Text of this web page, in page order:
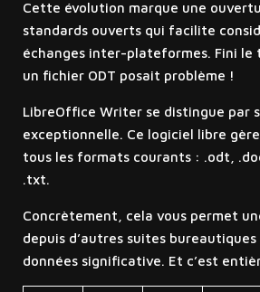
Cette évolution marque une
standards ouverts qui facilite
échanges inter-plateformes. Fini le
un fichier ODT posait problème !
LibreOffice Writer se distingue par
exceptionnelle. Ce logiciel libre
tous les formats courants : .odt,
.txt.
Concrètement, cela vous permet
depuis d’autres suites
données significative. Et c’est